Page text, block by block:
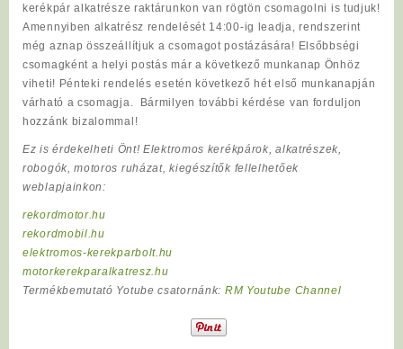
kerékpár alkatrésze raktárunkon van rögtön csomagolni is tudjuk!
Amennyiben alkatrész rendelését 14:00-ig leadja, rendszerint
még aznap összeállítjuk a csomagot postázására! Elsőbbségi
csomagként a helyi postás már a következő munkanap Önhöz
viheti! Pénteki rendelés esetén következő hét első munkanapján
várható a csomagja. Bármilyen további kérdése van forduljon
hozzánk bizalommal!
Ez is érdekelheti Önt! Elektromos kerékpárok, alkatrészek,
robogók, motoros ruházat, kiegészítők fellelhetőek
weblapjainkon:
rekordmotor.hu
rekordmobil.hu
elektromos-kerekparbolt.hu
motorkerekparalkatresz.hu
Termékbemutató Yotube csatornánk: RM Youtube Channel